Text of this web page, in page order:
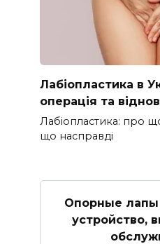
Лабіопластика в
операція та
Лабіопластика: про
що насправді
Опорные лапы
устройство,